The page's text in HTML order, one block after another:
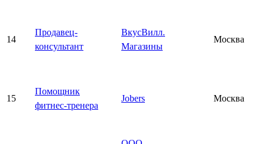
14
Продавец-
консультант
ВкусВилл.
Магазины
Москва
15
Помощник
фитнес-тренера
Jobers Москва